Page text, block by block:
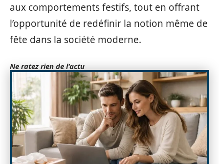
aux comportements festifs, tout en offrant
l’opportunité de redéfinir la notion même de
fête dans la société moderne.
Ne ratez rien de l'actu